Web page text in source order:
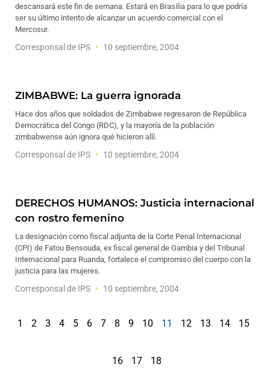
descansará este fin de semana. Estará en Brasilia para lo que podría
ser su último intento de alcanzar un acuerdo comercial con el
Mercosur.
Corresponsal de IPS 10 septiembre, 2004
ZIMBABWE: La guerra ignorada
Hace dos años que soldados de Zimbabwe regresaron de República
Democrática del Congo (RDC), y la mayoría de la población
zimbabwense aún ignora qué hicieron allí.
Corresponsal de IPS 10 septiembre, 2004
DERECHOS HUMANOS: Justicia internacional
con rostro femenino
La designación como fiscal adjunta de la Corte Penal Internacional
(CPI) de Fatou Bensouda, ex fiscal general de Gambia y del Tribunal
Internacional para Ruanda, fortalece el compromiso del cuerpo con la
justicia para las mujeres.
Corresponsal de IPS 10 septiembre, 2004
1 2 3 4 5 6 7 8 9 10 11 12 13 14 15
16 17 18